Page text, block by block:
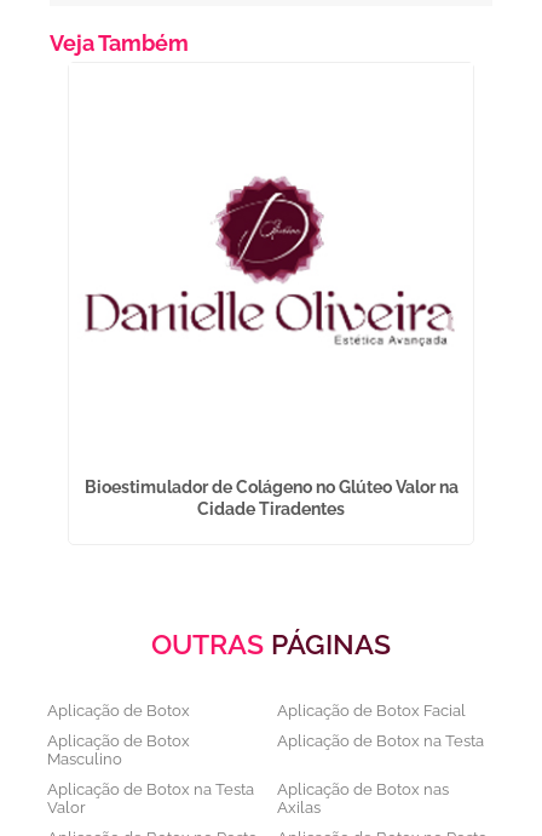
Veja Também
Bioestimulador de Colágeno no Glúteo Valor na
Cidade Tiradentes
OUTRAS PÁGINAS
Aplicação de Botox
Aplicação de Botox Facial
Aplicação de Botox
Masculino
Aplicação de Botox na Testa
Aplicação de Botox na Testa
Valor
Aplicação de Botox nas
Axilas